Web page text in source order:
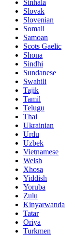
Sinhala
Slovak
Slovenian
Somali
Samoan
Scots Gaelic
Shona
Sindhi
Sundanese
Swahili
Tajik
Tamil
Telugu
Thai
Ukrainian
Urdu
Uzbek
Vietnamese
Welsh
Xhosa
Yiddish
Yoruba
Zulu
Kinyarwanda
Tatar
Oriya
Turkmen